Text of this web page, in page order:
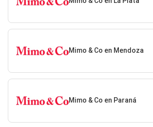
Mimo & Co en Mendoza
Mimo & Co en Paraná